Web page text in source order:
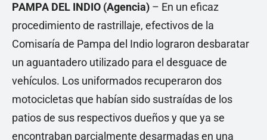
PAMPA DEL INDIO (Agencia) – En un eficaz
procedimiento de rastrillaje, efectivos de la
Comisaría de Pampa del Indio lograron desbaratar
un aguantadero utilizado para el desguace de
vehículos. Los uniformados recuperaron dos
motocicletas que habían sido sustraídas de los
patios de sus respectivos dueños y que ya se
encontraban parcialmente desarmadas en una